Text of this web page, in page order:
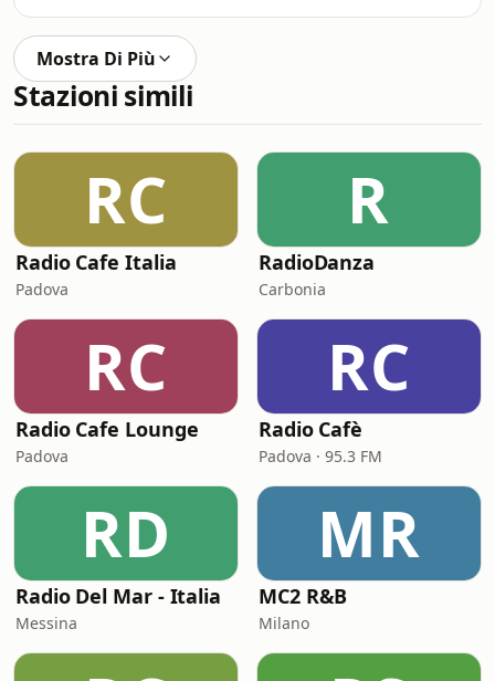
Mostra Di Più
Stazioni simili
RC
Radio Cafe Italia
Padova
R
RadioDanza
Carbonia
RC
Radio Cafe Lounge
Padova
RC
Radio Cafè
Padova · 95.3 FM
RD
Radio Del Mar - Italia
Messina
MR
MC2 R&B
Milano